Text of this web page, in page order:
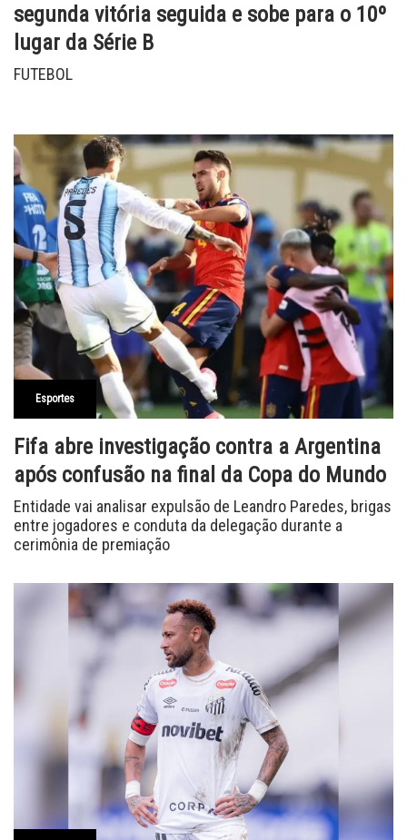
segunda vitória seguida e sobe para o 10º
lugar da Série B
FUTEBOL
Esportes
Fifa abre investigação contra a Argentina
após confusão na final da Copa do Mundo
Entidade vai analisar expulsão de Leandro Paredes, brigas
entre jogadores e conduta da delegação durante a
cerimônia de premiação